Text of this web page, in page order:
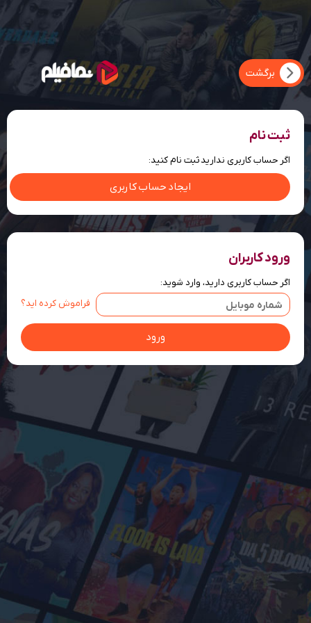
ثبت نام
اگر حساب کاربری ندارید ثبت نام کنید:
ایجاد حساب کاربری
ورود کاربران
اگر حساب کاربری دارید، وارد شوید:
فراموش کرده اید؟